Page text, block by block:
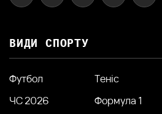
ВИДИ СПОРТУ
Футбол Теніс
ЧС 2026
Формула 1